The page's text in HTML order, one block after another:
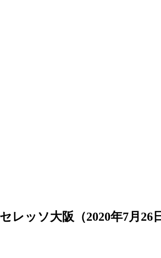
レッソ大阪（2020年7月26